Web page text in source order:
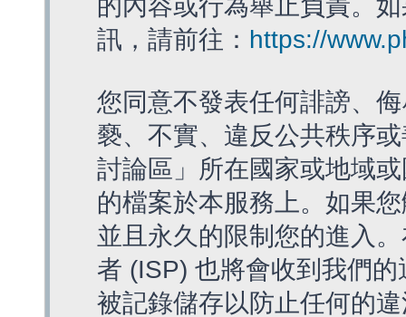
的內容或行為舉止負責。
訊，請前往： https://
您同意不發表任何誹謗、
褻、不實、違反公共秩序
討論區」所在國家或地域
的檔案於本服務上。如果
並且永久的限制您的進入
者 (ISP) 也將會收到我們
被記錄儲存以防止任何的